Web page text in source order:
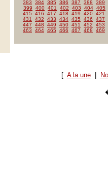
383
384 385 386 387 388
389
399
400 401 402 403 404 405
415
416 417 418 419 420 421
431
432 433 434 435 436
437
447
448 449 450 451 452
453
463
464 465 466 467 468 469
[ A la une|